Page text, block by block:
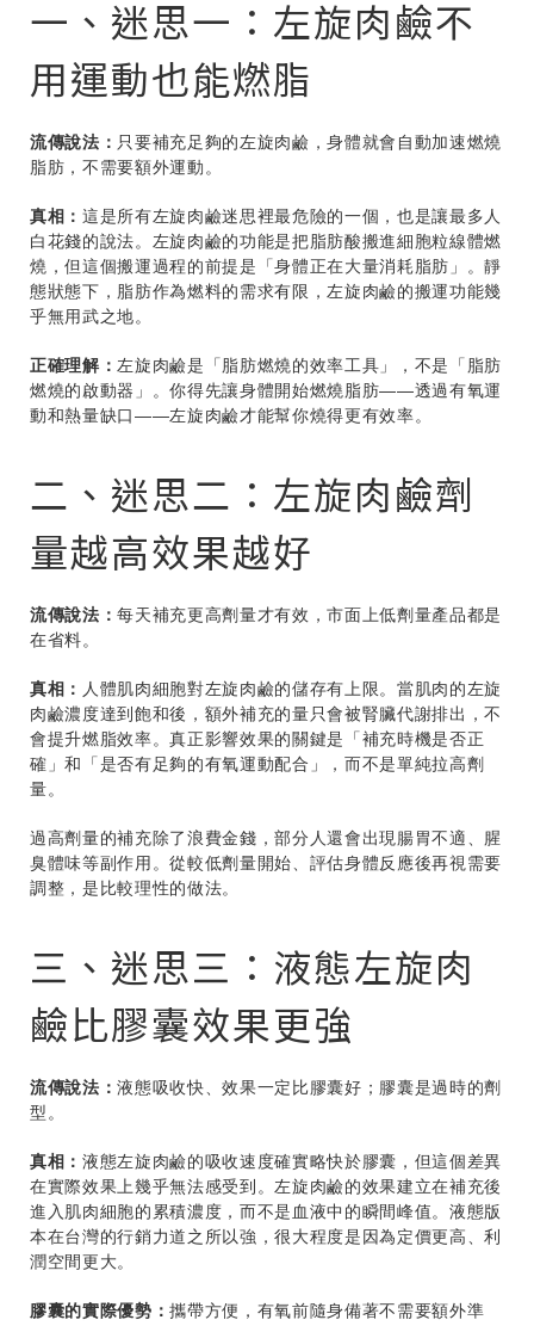
一、迷思一：左旋肉鹼不
用運動也能燃脂
流傳說法： 只要補充足夠的左旋肉鹼，身體就會自動加速燃燒
脂肪，不需要額外運動。
真相： 這是所有左旋肉鹼迷思裡最危險的一個，也是讓最多人
白花錢的說法。左旋肉鹼的功能是把脂肪酸搬進細胞粒線體燃
燒，但這個搬運過程的前提是「身體正在大量消耗脂肪」。靜
態狀態下，脂肪作為燃料的需求有限，左旋肉鹼的搬運功能幾
乎無用武之地。
正確理解： 左旋肉鹼是「脂肪燃燒的效率工具」，不是「脂肪
燃燒的啟動器」。你得先讓身體開始燃燒脂肪——透過有氧運
動和熱量缺口——左旋肉鹼才能幫你燒得更有效率。
二、迷思二：左旋肉鹼劑
量越高效果越好
流傳說法：每天補充更高劑量才有效，市面上低劑量產品都是
在省料。
真相： 人體肌肉細胞對左旋肉鹼的儲存有上限。當肌肉的左旋
肉鹼濃度達到飽和後，額外補充的量只會被腎臟代謝排出，不
會提升燃脂效率。真正影響效果的關鍵是「補充時機是否正
確」和「是否有足夠的有氧運動配合」，而不是單純拉高劑
量。
過高劑量的補充除了浪費金錢，部分人還會出現腸胃不適、腥
臭體味等副作用。從較低劑量開始、評估身體反應後再視需要
調整，是比較理性的做法。
三、迷思三：液態左旋肉
鹼比膠囊效果更強
流傳說法：液態吸收快、效果一定比膠囊好；膠囊是過時的劑
型。
真相： 液態左旋肉鹼的吸收速度確實略快於膠囊，但這個差異
在實際效果上幾乎無法感受到。左旋肉鹼的效果建立在補充後
進入肌肉細胞的累積濃度，而不是血液中的瞬間峰值。液態版
本在台灣的行銷力道之所以強，很大程度是因為定價更高、利
潤空間更大。
膠囊的實際優勢：攜帶方便，有氧前隨身備著不需要額外準